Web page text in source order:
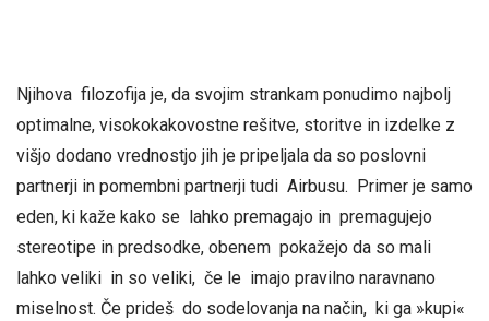
Njihova filozofija je, da svojim strankam ponudimo najbolj
optimalne, visokokakovostne rešitve, storitve in izdelke z
višjo dodano vrednostjo jih je pripeljala da so poslovni
partnerji in pomembni partnerji tudi Airbusu. Primer je samo
eden, ki kaže kako se lahko premagajo in premagujejo
stereotipe in predsodke, obenem pokažejo da so mali
lahko veliki in so veliki, če le imajo pravilno naravnano
miselnost. Če prideš do sodelovanja na način, ki ga »kupi«